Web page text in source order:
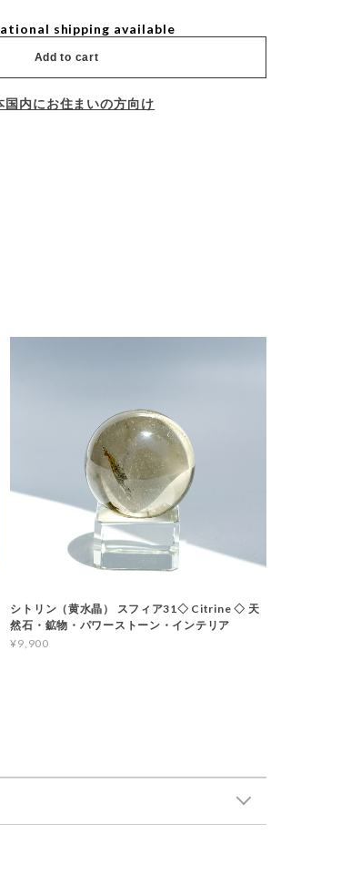
shipping available
Add to cart
国内にお住まいの方向け
シトリン（黄水晶） スフィア31◇ Citrine ◇ 天
然石・鉱物・パワーストーン・インテリア
¥9,900